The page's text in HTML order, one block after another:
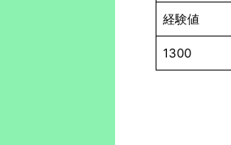
経験値
1300